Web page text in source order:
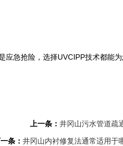
应急抢险，选择UVCIPP技术都能
上一条： 井冈山污水管道疏
条： 井冈山内衬修复法通常适用于